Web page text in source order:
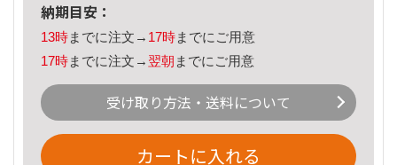
納期目安：
13時までに注文→ 17時までにご用意
17時までに注文→ 翌朝 までにご用意
受け取り方法・送料について
カートに入れる